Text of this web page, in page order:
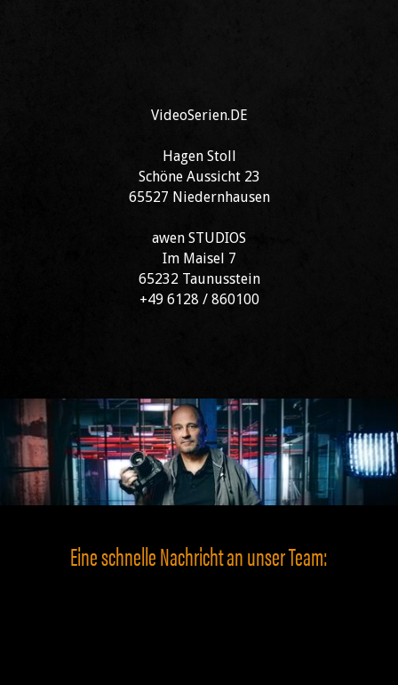
VideoSerien.DE
Hagen Stoll
Schöne Aussicht 23
65527 Niedernhausen
awen STUDIOS
Im Maisel 7
65232 Taunusstein
+49 6128 / 860100
Eine schnelle Nachricht an unser Team: